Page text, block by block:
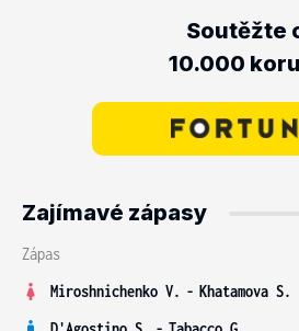
Soutěžte
10.000
Zajímavé zápasy
Zápas
Miroshnichenko V. - Khatamova S.